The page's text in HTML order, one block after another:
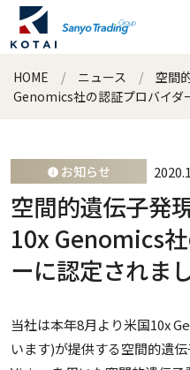
HOME ニュース
空間
Genomics社の認証プロバイダ
お知らせ
空間的遺伝子発
10x Genomics
ーに認定されま
当社は本年8月より米国10x
います)が提供する空間的遺